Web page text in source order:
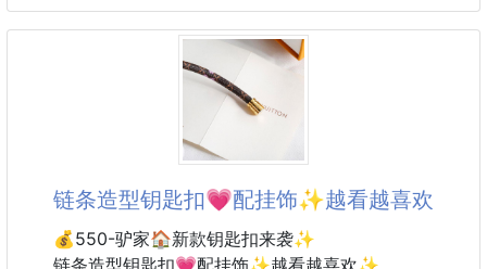
※廠商控價…零售價不可低於$99
這款「越喝越上癮糙米奶茶」真的是冬天的幸福來源！
蘭奶粉
每一口都喝得到濃郁奶香、茶韻明顯、穀香自然不甜
膩。
链条造型钥匙扣💗配挂饰✨越看越喜欢
💰550-驴家🏠新款钥匙扣来袭✨
链条造型钥匙扣💗配挂饰✨越看越喜欢✨